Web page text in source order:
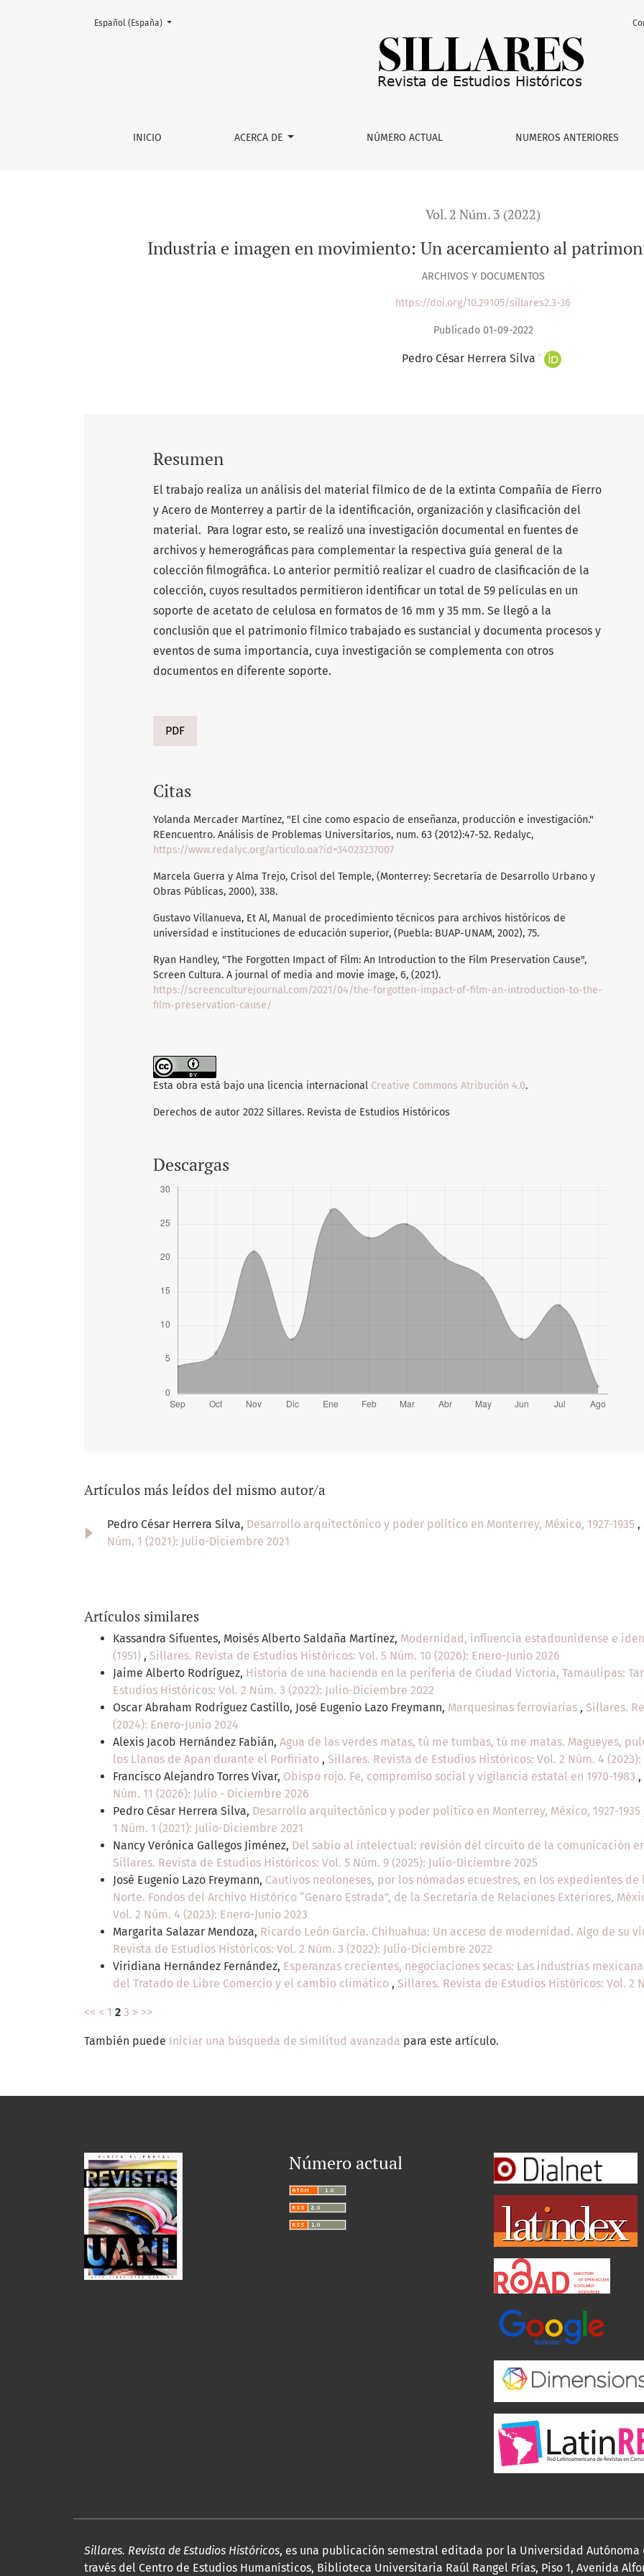
Industria e imagen en movimiento: Un acercamiento al patrimonio fílmico de Fundidora
INICIO ACERCA DE NÚMERO ACTUAL NUMEROS ANTERIORES
Cambiar el idioma. El actual es:
Español (España)
Vol. 2 Núm. 3 (2022)
Industria e imagen en movimiento: Un acercamiento al
ARCHIVOS Y DOCUMENTOS
https://doi.org/10.29105/sillares2.3-36
Publicado 01-09-2022
Pedro César Herrera Silva +
Resumen
El trabajo realiza un análisis del material fílmico de de la extinta Compañía de Fierro
y Acero de Monterrey a partir de la identificación, organización y clasificación del
material. Para lograr esto, se realizó una investigación documental en fuentes de
archivos y hemerográficas para complementar la respectiva guía general de la
colección filmográfica. Lo anterior permitió realizar el cuadro de clasificación de la
colección, cuyos resultados permitieron identificar un total de 59 películas en un
soporte de acetato de celulosa en formatos de 16 mm y 35 mm. Se llegó a la
conclusión que el patrimonio fílmico trabajado es sustancial y documenta procesos y
eventos de suma importancia, cuya investigación se complementa con otros
documentos en diferente soporte.
PDF
Citas
Yolanda Mercader Martínez, "El cine como espacio de enseñanza, producción e investigación."
REencuentro. Análisis de Problemas Universitarios, num. 63 (2012):47-52. Redalyc,
https://www.redalyc.org/articulo.oa?id=34023237007
Marcela Guerra y Alma Trejo, Crisol del Temple, (Monterrey: Secretaría de Desarrollo Urbano y
Obras Públicas, 2000), 338.
Gustavo Villanueva, Et Al, Manual de procedimiento técnicos para archivos históricos de
universidad e instituciones de educación superior, (Puebla: BUAP-UNAM, 2002), 75.
Ryan Handley, "The Forgotten Impact of Film: An Introduction to the Film Preservation Cause",
Screen Cultura. A journal of media and movie image, 6, (2021).
https://screenculturejournal.com/2021/04/the-forgotten-impact-of-film-an-introduction-to-the-
film-preservation-cause/
Esta obra está bajo una licencia internacional Creative Commons Atribución 4.0.
Derechos de autor 2022 Sillares. Revista de Estudios Históricos
Descargas
Artículos más leídos del mismo autor/a
Pedro César Herrera Silva, Desarrollo arquitectónico y poder político en Monterrey, México, 1927-1935 ,
Núm. 1 (2021): Julio-Diciembre 2021
Artículos similares
Kassandra Sifuentes, Moisés Alberto Saldaña Martínez, Modernidad, influencia estadounidense e
(1951) , Sillares. Revista de Estudios Históricos: Vol. 5 Núm. 10 (2026): Enero-Junio 2026
Jaime Alberto Rodríguez, Historia de una hacienda en la periferia de Ciudad Victoria, Tamaulipas:
Estudios Históricos: Vol. 2 Núm. 3 (2022): Julio-Diciembre 2022
Oscar Abraham Rodríguez Castillo, José Eugenio Lazo Freymann, Marquesinas ferroviarias , Sillares.
(2024): Enero-Junio 2024
Alexis Jacob Hernández Fabián, Agua de las verdes matas, tú me tumbas, tú me matas. Magueyes,
los Llanos de Apan durante el Porfiriato , Sillares. Revista de Estudios Históricos: Vol. 2 Núm. 4 (2023):
Francisco Alejandro Torres Vivar, Obispo rojo. Fe, compromiso social y vigilancia estatal en 1970-1983 ,
Núm. 11 (2026): Julio - Diciembre 2026
Pedro César Herrera Silva, Desarrollo arquitectónico y poder político en Monterrey, México, 1927-1935
1 Núm. 1 (2021): Julio-Diciembre 2021
Nancy Verónica Gallegos Jiménez, Del sabio al intelectual: revisión del circuito de la comunicación
Sillares. Revista de Estudios Históricos: Vol. 5 Núm. 9 (2025): Julio-Diciembre 2025
José Eugenio Lazo Freymann, Cautivos neoloneses, por los nómadas ecuestres, en los expedientes
Norte. Fondos del Archivo Histórico “Genaro Estrada”, de la Secretaría de Relaciones Exteriores,
Vol. 2 Núm. 4 (2023): Enero-Junio 2023
Margarita Salazar Mendoza, Ricardo León García. Chihuahua: Un acceso de modernidad. Algo de su
Revista de Estudios Históricos: Vol. 2 Núm. 3 (2022): Julio-Diciembre 2022
Viridiana Hernández Fernández, Esperanzas crecientes, negociaciones secas: Las industrias
del Tratado de Libre Comercio y el cambio climático , Sillares. Revista de Estudios Históricos: Vol. 2
<< < 1 2 3 > >>
También puede Iniciar una búsqueda de similitud avanzada para este artículo.
Número actual
Sillares. Revista de Estudios Históricos, es una publicación semestral editada por la Universidad Autónoma
través del Centro de Estudios Humanísticos, Biblioteca Universitaria Raúl Rangel Frías, Piso 1, Avenida